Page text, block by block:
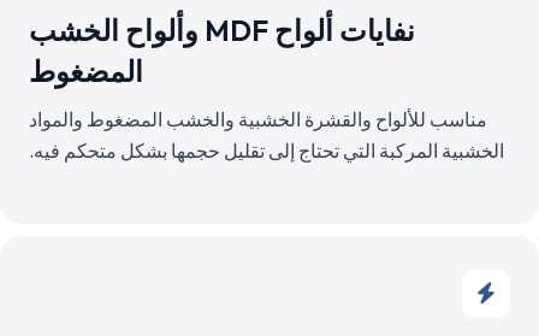
نفايات ألواح MDF وألواح الخشب
المضغوط
مناسب للألواح والقشرة الخشبية والخشب المضغوط والمواد
الخشبية المركبة التي تحتاج إلى تقليل حجمها بشكل متحكم فيه.